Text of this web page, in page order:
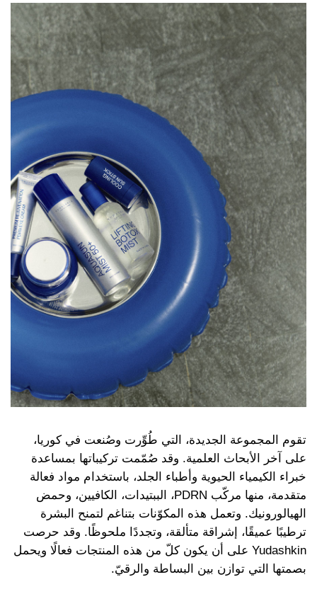
تقوم المجموعة الجديدة، التي طُوِّرت وصُنعت في كوريا،
على آخر الأبحاث العلمية. وقد صُمّمت تركيباتها بمساعدة
خبراء الكيمياء الحيوية وأطباء الجلد، باستخدام مواد فعالة
متقدمة، منها مركّب PDRN، الببتيدات، الكافيين، وحمض
الهيالورونيك. وتعمل هذه المكوّنات بتناغم لتمنح البشرة
ترطيبًا عميقًا، إشراقة متألقة، وتجددًا ملحوظًا. وقد حرصت
Yudashkin على أن يكون كلّ من هذه المنتجات فعالًا ويحمل
بصمتها التي توازن بين البساطة والرقيّ.